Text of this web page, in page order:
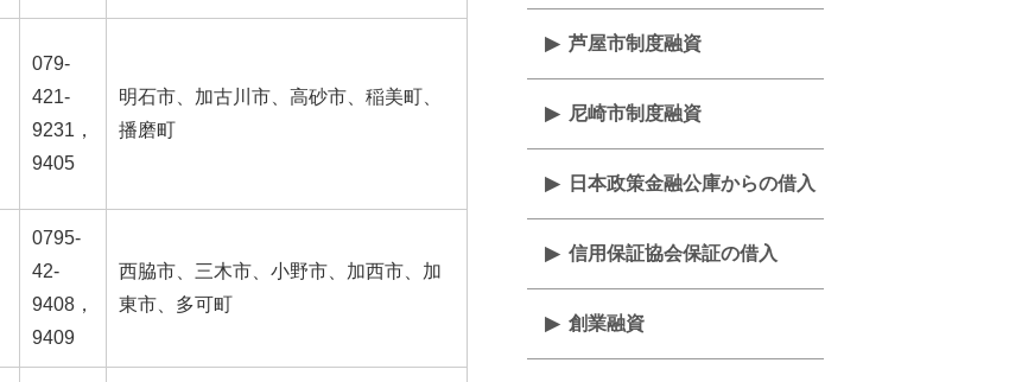
079-
421-
9231，
9405
明石市、加古川市、高砂市、稲美町、
播磨町
0795-
42-
9408，
9409
西脇市、三木市、小野市、加西市、加
東市、多可町
芦屋市制度融資
尼崎市制度融資
日本政策金融公庫からの借入
信用保証協会保証の借入
創業融資